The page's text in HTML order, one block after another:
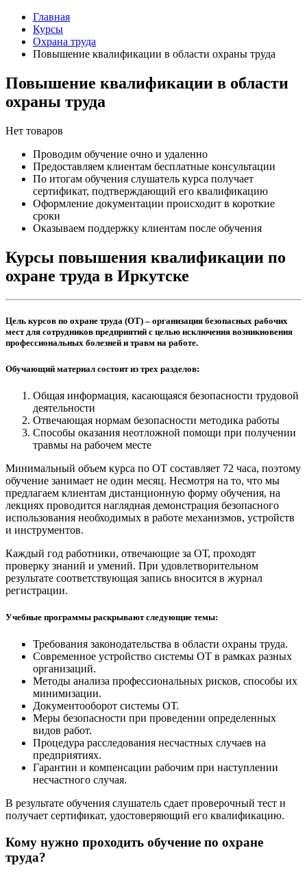
Главная
Курсы
Охрана труда
Повышение квалификации в области охраны труда
Повышение квалификации в области
охраны труда
Нет товаров
Проводим обучение очно и удаленно
Предоставляем клиентам бесплатные консультации
По итогам обучения слушатель курса получает
сертификат, подтверждающий его квалификацию
Оформление документации происходит в короткие
сроки
Оказываем поддержку клиентам после обучения
Курсы повышения квалификации по
охране труда в Иркутске
Цель курсов по охране труда (ОТ) – организация безопасных рабочих
мест для сотрудников предприятий с целью исключения возникновения
профессиональных болезней и травм на работе.
Обучающий материал состоит из трех разделов:
Общая информация, касающаяся безопасности трудовой
деятельности
Отвечающая нормам безопасности методика работы
Способы оказания неотложной помощи при получении
травмы на рабочем месте
Минимальный объем курса по ОТ составляет 72 часа, поэтому
обучение занимает не один месяц. Несмотря на то, что мы
предлагаем клиентам дистанционную форму обучения, на
лекциях проводится наглядная демонстрация безопасного
использования необходимых в работе механизмов, устройств
и инструментов.
Каждый год работники, отвечающие за ОТ, проходят
проверку знаний и умений. При удовлетворительном
результате соответствующая запись вносится в журнал
регистрации.
Учебные программы раскрывают следующие темы:
Требования законодательства в области охраны труда.
Современное устройство системы ОТ в рамках разных
организаций.
Методы анализа профессиональных рисков, способы их
минимизации.
Документооборот системы ОТ.
Меры безопасности при проведении определенных
видов работ.
Процедура расследования несчастных случаев на
предприятиях.
Гарантии и компенсации рабочим при наступлении
несчастного случая.
В результате обучения слушатель сдает проверочный тест и
получает сертификат, удостоверяющий его квалификацию.
Кому нужно проходить обучение по охране
труда?